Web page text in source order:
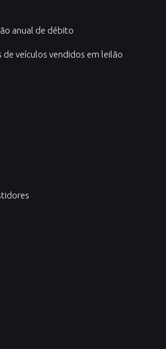
anual de débito
de veículos vendidos em leilão